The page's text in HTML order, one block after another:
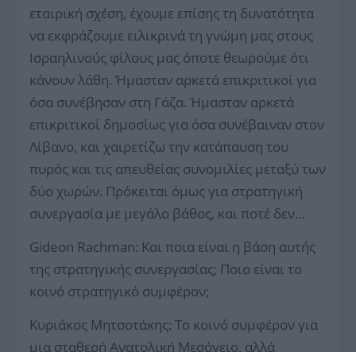
εταιρική σχέση, έχουμε επίσης τη δυνατότητα
να εκφράζουμε ειλικρινά τη γνώμη μας στους
Ισραηλινούς φίλους μας όποτε θεωρούμε ότι
κάνουν λάθη. Ήμασταν αρκετά επικριτικοί για
όσα συνέβησαν στη Γάζα. Ήμασταν αρκετά
επικριτικοί δημοσίως για όσα συνέβαιναν στον
Λίβανο, και χαιρετίζω την κατάπαυση του
πυρός και τις απευθείας συνομιλίες μεταξύ των
δύο χωρών. Πρόκειται όμως για στρατηγική
συνεργασία με μεγάλο βάθος, και ποτέ δεν…
Gideon Rachman: Και ποια είναι η βάση αυτής
της στρατηγικής συνεργασίας; Ποιο είναι το
κοινό στρατηγικό συμφέρον;
Κυριάκος Μητσοτάκης: Το κοινό συμφέρον για
μια σταθερή Ανατολική Μεσόγειο, αλλά